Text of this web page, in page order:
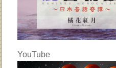
YouTube